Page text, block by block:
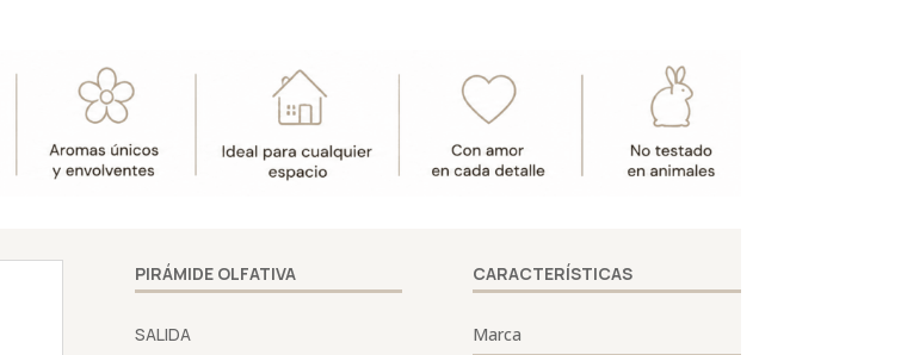
Boles
PIRÁMIDE OLFATIVA
SALIDA
CARACTERÍSTICAS
Marca